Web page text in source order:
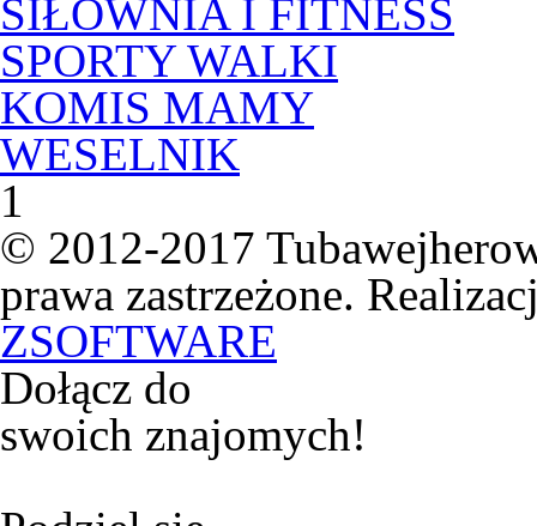
SIŁOWNIA I FITNESS
SPORTY WALKI
KOMIS MAMY
WESELNIK
1
© 2012-2017
prawa zastrzeżone.
ZSOFTWARE
Dołącz do
swoich znajomych!